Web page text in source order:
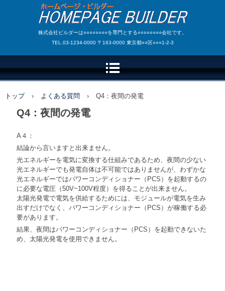
株式会社ビルダーは○○○○○○○○を専門とする○○○○○○○○会社です。
TEL.03-1234-0000 〒163-0000 東京都○○区○○○1-2-3
トップ › よくある質問 › Q4：夜間の発電
Q4：夜間の発電
A４：
結論から言いますと出来ません。
光エネルギーを電気に変換する仕組みであるため、夜間の少ない
光エネルギーでも発電自体は不可能ではありませんが、わずかな
光エネルギーではパワーコンディショナー（PCS）を起動するの
に必要な電圧（50V~100V程度）を得ることが出来ません。
太陽光発電で電気を供給するためには、モジュールが電気を生み
出すだけでなく、パワーコンディショナー（PCS）が稼働する必
要があります。
結果、夜間はパワーコンディショナー（PCS）を起動できないた
め、太陽光発電を使用できません。